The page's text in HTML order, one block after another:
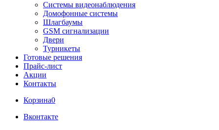
Системы видеонаблюдения
Домофонные системы
Шлагбаумы
GSM сигнализации
Двери
Турникеты
Готовые решения
Прайс-лист
Акции
Контакты
Корзина0
Вконтакте